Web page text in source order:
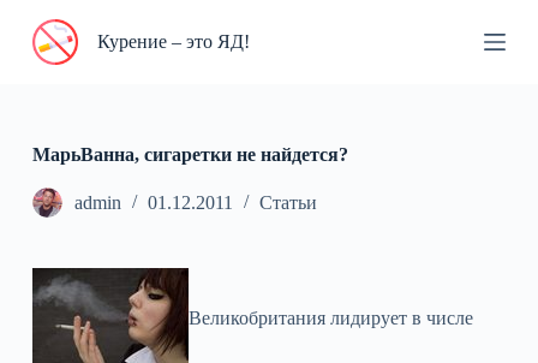
П
и
Курение – это ЯД!
МарьВанна, сигаретки не найдется?
admin 01.12.2011 Статьи
Великобритания лидирует в числе